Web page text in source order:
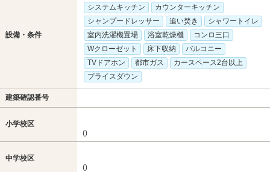
設備・条件
システムキッチン
カウンターキッチン
シャンプードレッサー
追い焚き
シャワートイレ
室内洗濯機置場
浴室乾燥機
コンロ三口
Wクローゼット
床下収納
バルコニー
TVドアホン
都市ガス
カースペース2台以上
プライスダウン
建築確認番号
小学校区
()
中学校区
()